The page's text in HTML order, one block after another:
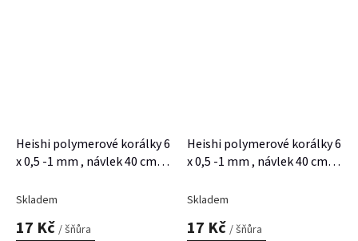
Heishi polymerové korálky 6
x 0,5 -1 mm , návlek 40 cm,
Skladem
17 Kč / šňůra
Heishi polymerové korálky 6
x 0,5 -1 mm , návlek 40 cm,
Skladem
17 Kč / šňůra